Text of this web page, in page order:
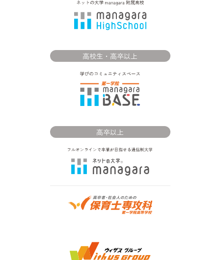
高校生・高卒以上
高卒以上